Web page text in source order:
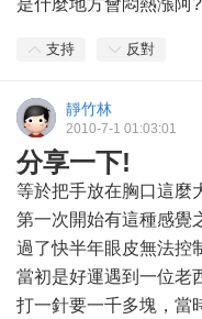
是什麼地方會悶熱漲阿?
支持 反對
靜竹林
2010-7-1 01:03:01
分享一下!
等於把手放在胸口這麼
第一次開始有這種感覺
過了快半年眼皮無法控
當初是好運遇到一位老
打一針要一千多塊，當